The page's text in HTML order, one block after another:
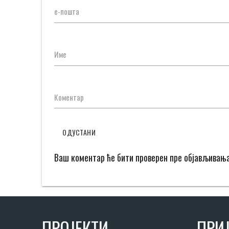
е-пошта
Име
Коментар
ОДУСТАНИ
Ваш коментар ће бити проверен пре